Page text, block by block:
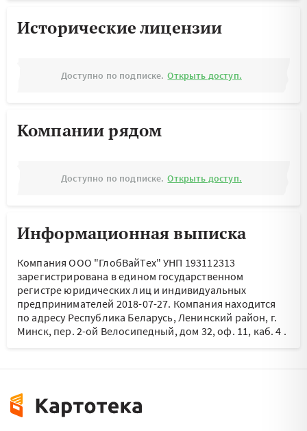
Исторические лицензии
Доступно по подписке. Открыть доступ.
Компании рядом
Доступно по подписке. Открыть доступ.
Информационная выписка
Компания ООО "ГлобВайТех" УНП 193112313
зарегистрирована в едином государственном
регистре юридических лиц и индивидуальных
предпринимателей 2018-07-27. Компания находится
по адресу Республика Беларусь, Ленинский район, г.
Минск, пер. 2-ой Велосипедный, дом 32, оф. 11, каб. 4 .